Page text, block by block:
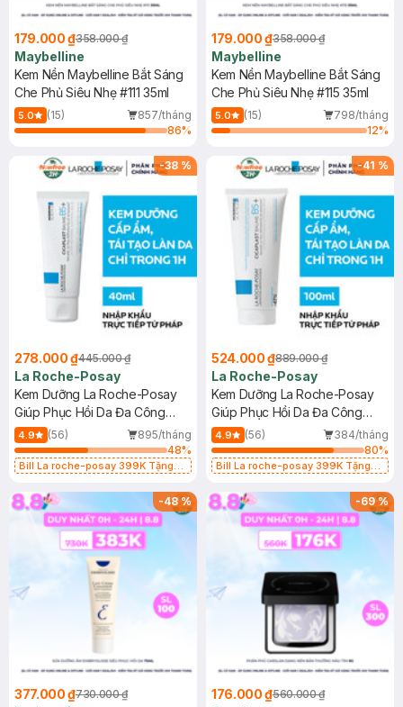
179.000 ₫358.000 ₫
Maybelline
Kem Nền Maybelline Bắt Sáng
Che Phủ Siêu Nhẹ #111 35ml
5.0 (15)
857/tháng
86%
179.000 ₫358.000 ₫
Maybelline
Kem Nền Maybelline Bắt Sáng
Che Phủ Siêu Nhẹ #115 35ml
5.0 (15)
798/tháng
12%
-38 %
278.000 ₫445.000 ₫
La Roche-Posay
Kem Dưỡng La Roche-Posay
Giúp Phục Hồi Da Đa Công
Dụng 40ml
4.9 (56)
895/tháng
48%
Bill La roche-posay 399K Tặng
(SL có hạn)
-41 %
524.000 ₫889.000 ₫
La Roche-Posay
Kem Dưỡng La Roche-Posay
Giúp Phục Hồi Da Đa Công
Dụng 100ml
4.9 (56)
384/tháng
80%
Bill La roche-posay 399K Tặng
(SL có hạn)
-48%
377.000 ₫730.000 ₫
-69%
176.000 ₫560.000 ₫